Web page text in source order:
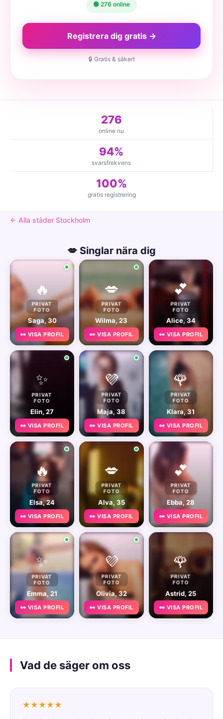
🟢 276 online
Registrera dig gratis →
🔒 Gratis & säkert
276
online nu
94%
svarsfrekvens
100%
gratis registrering
← Alla städer Stockholm
💋 Singlar nära dig
🔥
PRIVAT
FOTO
Saga, 30
👀 VISA PROFIL
💋
PRIVAT
FOTO
Wilma, 23
👀 VISA PROFIL
💕
PRIVAT
FOTO
Alice, 34
👀 VISA PROFIL
✨
PRIVAT
FOTO
Elin, 27
👀 VISA PROFIL
💜
PRIVAT
FOTO
Maja, 38
👀 VISA PROFIL
🌹
PRIVAT
FOTO
Klara, 31
👀 VISA PROFIL
🔥
PRIVAT
FOTO
Elsa, 24
👀 VISA PROFIL
💋
PRIVAT
FOTO
Alva, 35
👀 VISA PROFIL
💕
PRIVAT
FOTO
Ebba, 28
👀 VISA PROFIL
✨
PRIVAT
FOTO
Emma, 21
👀 VISA PROFIL
💜
PRIVAT
FOTO
Olivia, 32
👀 VISA PROFIL
🌹
PRIVAT
FOTO
Astrid, 25
👀 VISA PROFIL
Vad de säger om oss
★★★★★